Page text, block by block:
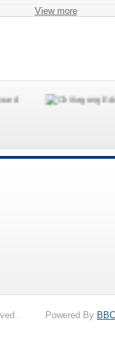
View more
. Powered By